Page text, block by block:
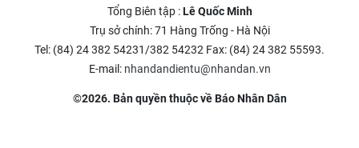
Tổng Biên tập :Lê Quốc Minh
Trụ sở chính: 71 Hàng Trống - Hà Nội
Tel: (84) 24 382 54231/382 54232 Fax: (84) 24 382 55593.
E-mail: nhandandientu@nhandan.vn
©2026. Bản quyền thuộc về Báo Nhân Dân